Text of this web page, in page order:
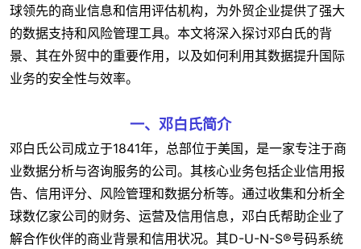
球领先的商业信息和信用评估机构，为外贸企业提供了强大
的数据支持和风险管理工具。本文将深入探讨邓白氏的背
景、其在外贸中的重要作用，以及如何利用其数据提升国际
业务的安全性与效率。
一、邓白氏简介
邓白氏公司成立于1841年，总部位于美国，是一家专注于商
业数据分析与咨询服务的公司。其核心业务包括企业信用报
告、信用评分、风险管理和数据分析等。通过收集和分析全
球数亿家公司的财务、运营及信用信息，邓白氏帮助企业了
解合作伙伴的商业背景和信用状况。其D-U-N-S®号码系统